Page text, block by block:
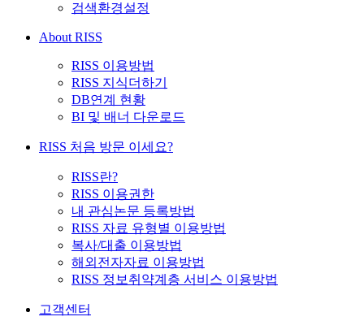
검색환경설정
About RISS
RISS 이용방법
RISS 지식더하기
DB연계 현황
BI 및 배너 다운로드
RISS 처음 방문 이세요?
RISS란?
RISS 이용권한
내 관심논문 등록방법
RISS 자료 유형별 이용방법
복사/대출 이용방법
해외전자자료 이용방법
RISS 정보취약계층 서비스 이용방법
고객센터